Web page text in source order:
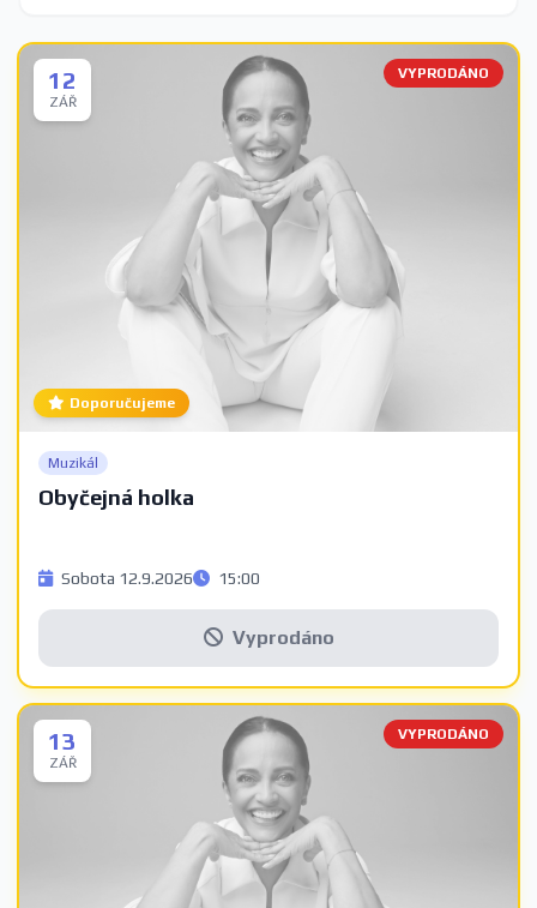
12
ZÁŘ
Doporučujeme
VYPRODÁNO
Muzikál
Obyčejná holka
Sobota 12.9.2026 15:00
Vyprodáno
13
ZÁŘ
VYPRODÁNO